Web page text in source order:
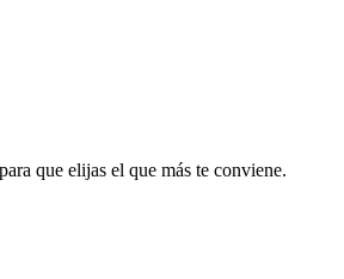
que elijas el que más te conviene.